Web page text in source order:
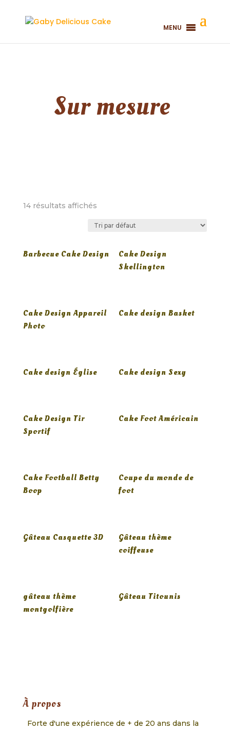
MENU
Sur mesure
14 résultats affichés
Barbecue Cake Design
Cake Design
Skellington
Cake Design Appareil
Photo
Cake design Basket
Cake design Église Cake design Sexy
Cake Design Tir
Sportif
Cake Foot Américain
Cake Football Betty
Boop
Coupe du monde de
foot
Gâteau Casquette 3D
Gâteau thème
coiffeuse
gâteau thème
montgolfière
Gâteau Titounis
À propos
Forte d'une expérience de + de 20 ans dans la